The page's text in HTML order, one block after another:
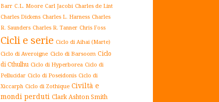
Barr C.L. Moore Carl Jacobi Charles de Lint
Charles Dickens Charles L. Harness Charles
R. Saunders Charles R. Tanner Chris Foss
Cicli e serie Ciclo di Aihai (Marte)
Ciclo di Averoigne Ciclo di Barsoom Ciclo
di Cthulhu Ciclo di Hyperborea Ciclo di
Pellucidar Ciclo di Poseidonis Ciclo di
Xiccarph Ciclo di Zothique Civiltà e
mondi perduti Clark Ashton Smith